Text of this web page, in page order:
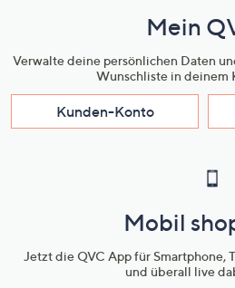
Mein
Verwalte deine persönlichen Daten
Wunschliste in deinem
Kunden-Konto
Mobil
Jetzt die QVC App für Smartphone,
und überall live